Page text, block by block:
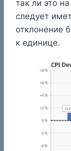
так ли это
следует
отклонение
к единице.